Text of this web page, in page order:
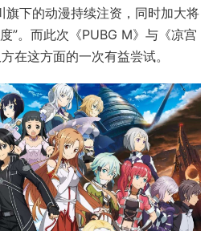
旗下的动漫持续注资，同时加大将
”。而此次《PUBG M》与《凉宫
在这方面的一次有益尝试。